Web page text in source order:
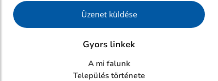
Google reCaptcha Response
Üzenet küldése
Gyors linkek
A mi falunk
Település története